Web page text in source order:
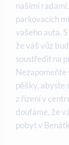
našimi
parkovacích
vašeho auta.
že váš vůz
soustředit na
pěšky, abyste
z řízení v
doufáme, že
pobyt v